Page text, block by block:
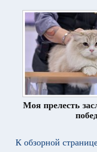
Моя прелесть
К обзорной